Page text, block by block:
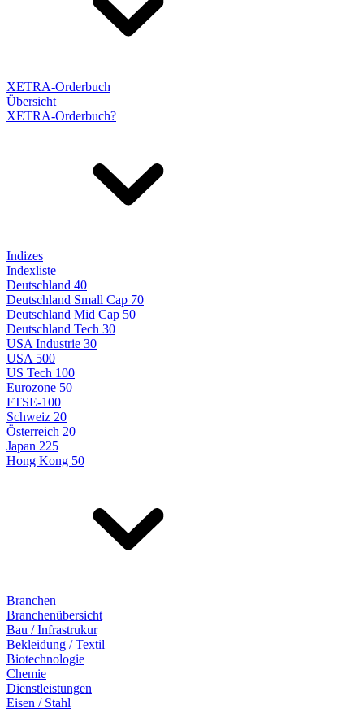
XETRA-Orderbuch
Übersicht
XETRA-Orderbuch?
Indizes
Indexliste
Deutschland 40
Deutschland Small Cap 70
Deutschland Mid Cap 50
Deutschland Tech 30
USA Industrie 30
USA 500
US Tech 100
Eurozone 50
FTSE-100
Schweiz 20
Österreich 20
Japan 225
Hong Kong 50
Branchen
Branchenübersicht
Bau / Infrastrukur
Bekleidung / Textil
Biotechnologie
Chemie
Dienstleistungen
Eisen / Stahl